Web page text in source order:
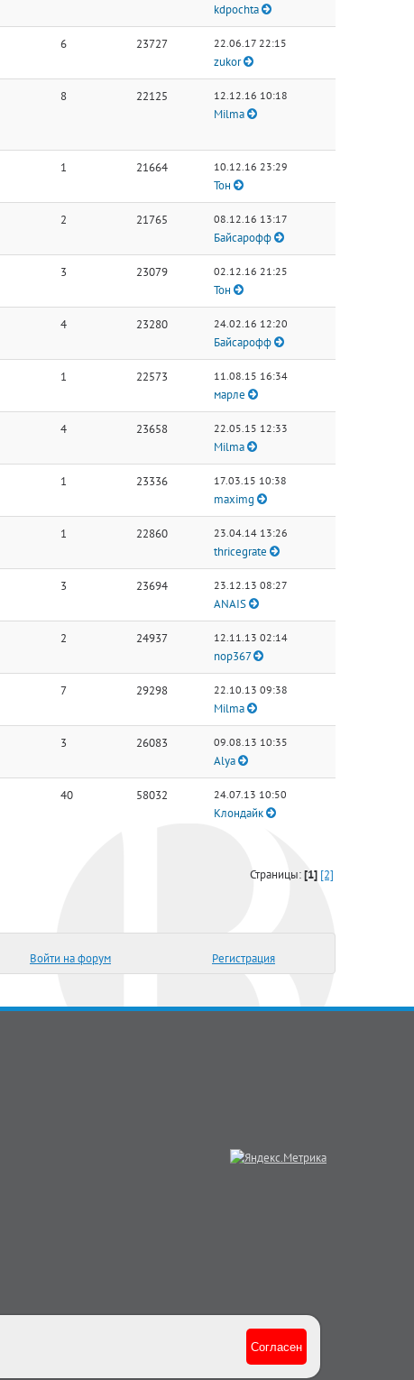
kdpochta
6 23727 22.06.17 22:15
zukor
8 22125 12.12.16 10:18
Milma
1 21664 10.12.16 23:29
Тон
2 21765 08.12.16 13:17
Байсарофф
3 23079 02.12.16 21:25
Тон
4 23280 24.02.16 12:20
Байсарофф
1 22573 11.08.15 16:34
марле
4 23658 22.05.15 12:33
Milma
1 23336 17.03.15 10:38
maximg
1 22860 23.04.14 13:26
thricegrate
3 23694 23.12.13 08:27
ANAIS
2 24937 12.11.13 02:14
nop367
7 29298 22.10.13 09:38
Milma
3 26083 09.08.13 10:35
Alya
40 58032 24.07.13 10:50
Клондайк
Страницы:[1] [2]
Войти на форум Регистрация
Согласен